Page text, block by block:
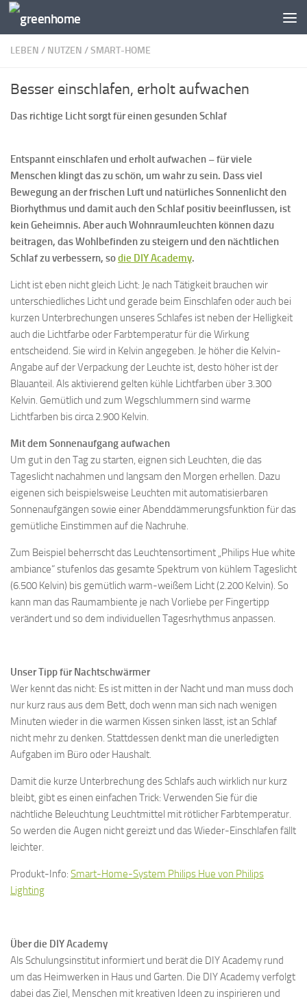
Zum Inhalt springen
LEBEN / NUTZEN /SMART-HOME
Besser einschlafen, erholt aufwachen
Das richtige Licht sorgt für einen gesunden Schlaf
Entspannt einschlafen und erholt aufwachen – für viele
Menschen klingt das zu schön, um wahr zu sein. Dass viel
Bewegung an der frischen Luft und natürliches Sonnenlicht den
Biorhythmus und damit auch den Schlaf positiv beeinflussen, ist
kein Geheimnis. Aber auch Wohnraumleuchten können dazu
beitragen, das Wohlbefinden zu steigern und den nächtlichen
Schlaf zu verbessern, sodie DIY Academy.
Licht ist eben nicht gleich Licht: Je nach Tätigkeit brauchen wir
unterschiedliches Licht und gerade beim Einschlafen oder auch bei
kurzen Unterbrechungen unseres Schlafes ist neben der Helligkeit
auch die Lichtfarbe oder Farbtemperatur für die Wirkung
entscheidend. Sie wird in Kelvin angegeben. Je höher die Kelvin-
Angabe auf der Verpackung der Leuchte ist, desto höher ist der
Blauanteil. Als aktivierend gelten kühle Lichtfarben über 3.300
Kelvin. Gemütlich und zum Wegschlummern sind warme
Lichtfarben bis circa 2.900 Kelvin.
Mit dem Sonnenaufgang aufwachen
Um gut in den Tag zu starten, eignen sich Leuchten, die das
Tageslicht nachahmen und langsam den Morgen erhellen. Dazu
eigenen sich beispielsweise Leuchten mit automatisierbaren
Sonnenaufgängen sowie einer Abenddämmerungsfunktion für das
gemütliche Einstimmen auf die Nachruhe.
Zum Beispiel beherrscht das Leuchtensortiment „Philips Hue white
ambiance“ stufenlos das gesamte Spektrum von kühlem Tageslicht
(6.500 Kelvin) bis gemütlich warm-weißem Licht (2.200 Kelvin). So
kann man das Raumambiente je nach Vorliebe per Fingertipp
verändert und so dem individuellen Tagesrhythmus anpassen.
Unser Tipp für Nachtschwärmer
Wer kennt das nicht: Es ist mitten in der Nacht und man muss doch
nur kurz raus aus dem Bett, doch wenn man sich nach wenigen
Minuten wieder in die warmen Kissen sinken lässt, ist an Schlaf
nicht mehr zu denken. Stattdessen denkt man die unerledigten
Aufgaben im Büro oder Haushalt.
Damit die kurze Unterbrechung des Schlafs auch wirklich nur kurz
bleibt, gibt es einen einfachen Trick: Verwenden Sie für die
nächtliche Beleuchtung Leuchtmittel mit rötlicher Farbtemperatur.
So werden die Augen nicht gereizt und das Wieder-Einschlafen fällt
leichter.
Produkt-Info: Smart-Home-System Philips Hue von Philips
Lighting
Über die DIY Academy
Als Schulungsinstitut informiert und berät die DIY Academy rund
um das Heimwerken in Haus und Garten. Die DIY Academy verfolgt
dabei das Ziel, Menschen mit kreativen Ideen zu inspirieren und